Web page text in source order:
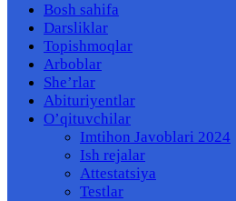
Bosh sahifa
Darsliklar
Topishmoqlar
Arboblar
She’rlar
Abituriyentlar
O’qituvchilar
Imtihon Javoblari 2024
Ish rejalar
Attestatsiya
Testlar